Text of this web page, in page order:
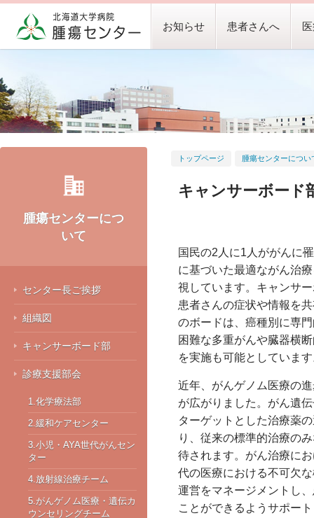
お知らせ 患者さんへ
腫瘍センターにつ
いて
センター長ご挨拶
組織図
キャンサーボード部
診療支援部会
1.化学療法部
2.緩和ケアセンター
3.小児・AYA世代がんセン
ター
4.放射線治療チーム
5.がんゲノム医療・遺伝カ
ウンセリングチーム
トップページ 腫瘍センターについ
キャンサーボード
国民の2人に1人ががんに
に基づいた最適ながん治
視しています。キャンサ
患者さんの症状や情報を
のボードは、癌種別に専
困難な多重がんや臓器横
を実施も可能としていま
近年、がんゲノム医療の
が広がりました。がん遺
ターゲットとした治療薬
り、従来の標準的治療の
待されます。がん治療に
代の医療における不可欠
運営をマネージメントし
ことができるようサポー